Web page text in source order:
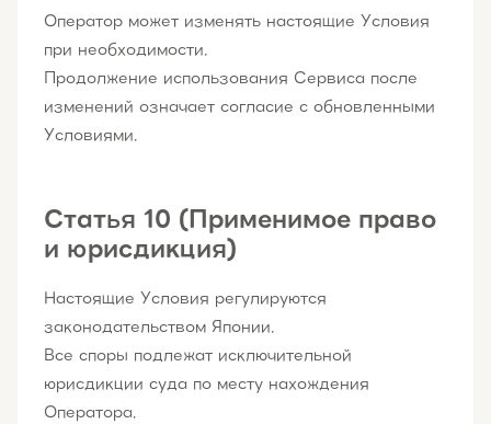
Оператор может изменять настоящие Условия
при необходимости.
Продолжение использования Сервиса после
изменений означает согласие с обновленными
Условиями.
Статья 10 (Применимое право
и юрисдикция)
Настоящие Условия регулируются
законодательством Японии.
Все споры подлежат исключительной
юрисдикции суда по месту нахождения
Оператора.